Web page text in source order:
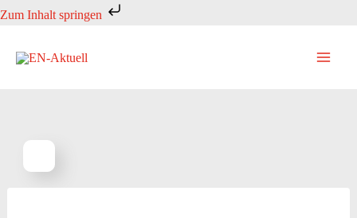
Zum Inhalt springen
Zum
springen